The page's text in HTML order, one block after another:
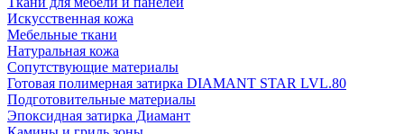
Искусственная кожа
Мебельные ткани
Натуральная кожа
Сопутствующие материалы
Готовая полимерная затирка DIAMANT STAR LVL.80
Подготовительные материалы
Эпоксидная затирка Диамант